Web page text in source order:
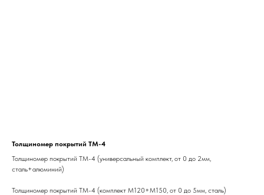
Толщиномер покрытий ТМ-4
Толщиномер покрытий ТМ-4 (универсальный комплект, от 0 до 2мм,
сталь+алюминий)
Толщиномер покрытий ТМ-4 (комплект М120+М150, от 0 до 5мм, сталь)